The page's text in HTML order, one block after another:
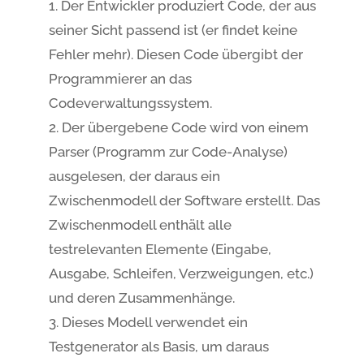
Der Entwickler produziert Code, der aus
seiner Sicht passend ist (er findet keine
Fehler mehr). Diesen Code übergibt der
Programmierer an das
Codeverwaltungssystem.
Der übergebene Code wird von einem
Parser (Programm zur Code-Analyse)
ausgelesen, der daraus ein
Zwischenmodell der Software erstellt. Das
Zwischenmodell enthält alle
testrelevanten Elemente (Eingabe,
Ausgabe, Schleifen, Verzweigungen, etc.)
und deren Zusammenhänge.
Dieses Modell verwendet ein
Testgenerator als Basis, um daraus